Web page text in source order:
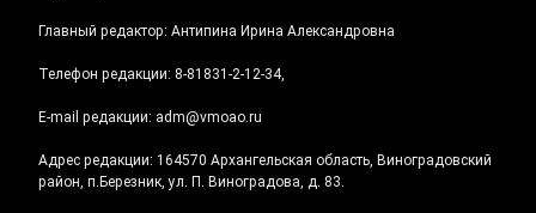
Главный редактор: Антипина Ирина Александровна
Телефон редакции: 8-81831-2-12-34,
E-mail редакции: adm@vmoao.ru
Адрес редакции: 164570 Архангельская область, Виноградовский
район, п.Березник, ул. П. Виноградова, д. 83.